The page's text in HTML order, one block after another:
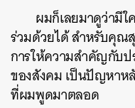
ผมก็เลยมาดูว่ามีใ
ร่วมด้วยได้ สำหรับคุณ
การให้ความสำคัญกับ
ของสังคม เป็นปัญหาห
ที่ผมพูดมาตลอด